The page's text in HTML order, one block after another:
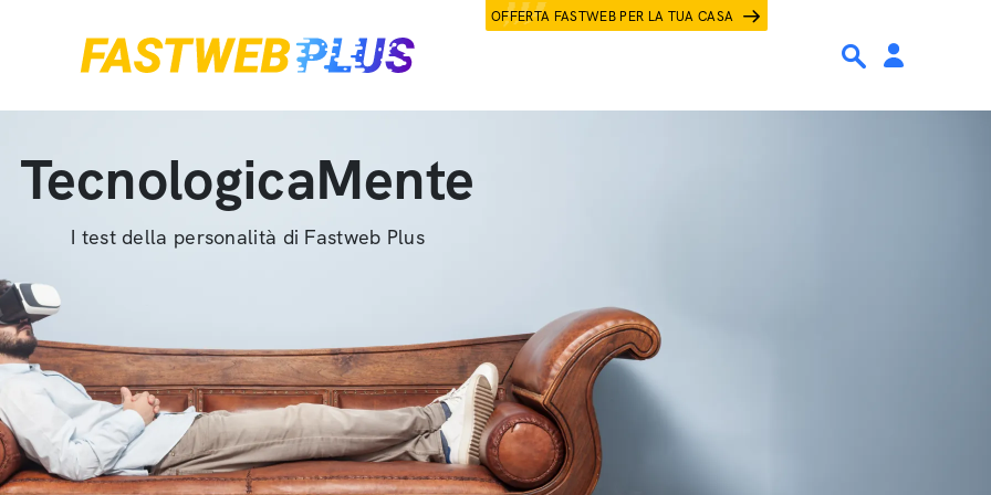
OFFERTA FASTWEB PER LA TUA CASA
TecnologicaMente
I test della personalità di Fastweb Plus